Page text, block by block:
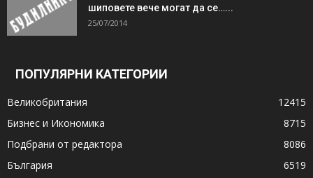
шиповете вече могат да се…...
25/07/2014
ПОПУЛЯРНИ КАТЕГОРИИ
Великобритания
12415
Бизнес и Икономика
8715
Подбрани от редактора
8086
България
6519